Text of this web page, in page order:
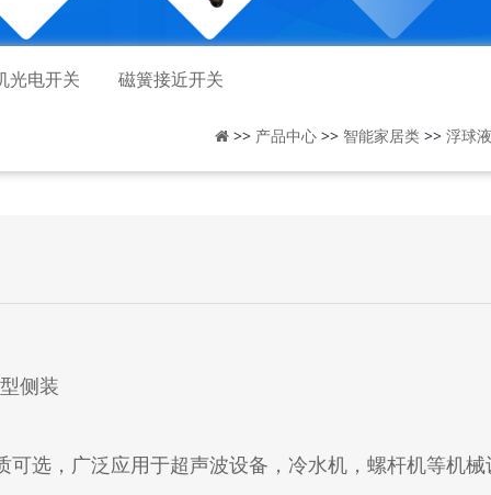
光电开关 磁簧接近开关
>> 产品中心 >> 智能家居类 >> 浮球
侧装
可选，广泛应用于超声波设备，冷水机，螺杆机等机械